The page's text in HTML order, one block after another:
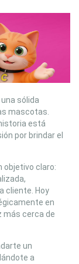
sólida
mascotas.
está
por brindar el
objetivo claro:
cliente. Hoy
en
más cerca de
un
a